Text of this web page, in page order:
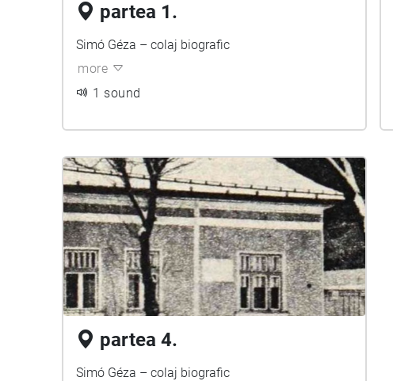
partea 1.
Simó Géza – colaj biografic
more
1 sound
partea 4.
Simó Géza – colaj biografic